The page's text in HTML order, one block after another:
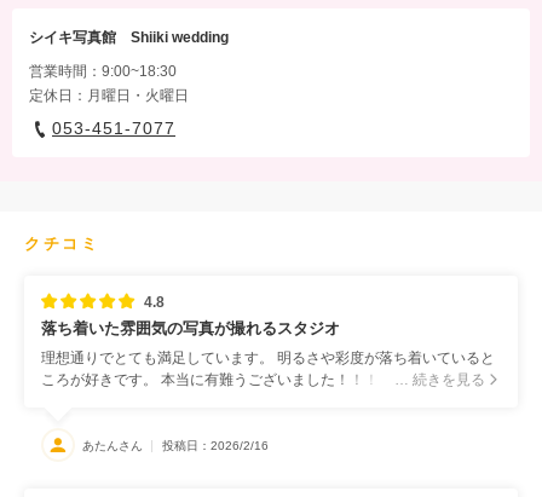
シイキ写真館 Shiiki wedding
営業時間：9:00~18:30
定休日：月曜日・火曜日
053-451-7077
クチコミ
4.8
落ち着いた雰囲気の写真が撮れるスタジオ
理想通りでとても満足しています。 明るさや彩度が落ち着いていると
ころが好きです。 本当に有難うございました！！！
… 続きを見る
あたんさん 投稿日：2026/2/16